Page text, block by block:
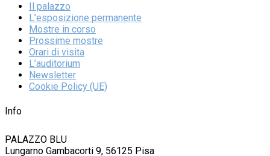
Il palazzo
L’esposizione permanente
Mostre in corso
Prossime mostre
Orari di visita
L’auditorium
Newsletter
Cookie Policy (UE)
Info
PALAZZO BLU
Lungarno Gambacorti 9, 56125 Pisa